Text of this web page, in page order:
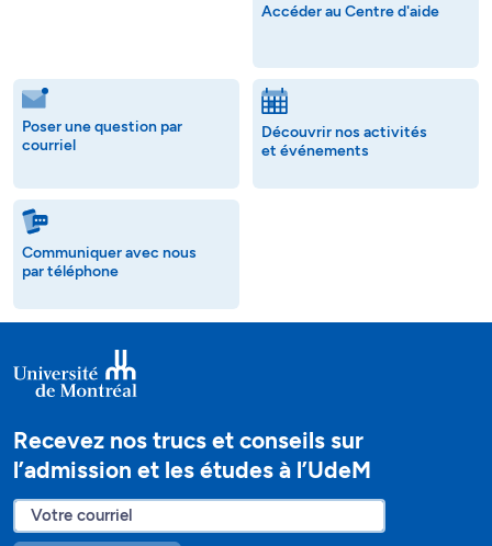
Accéder au Centre d'aide
Poser une question par
courriel
Découvrir nos activités
et événements
Communiquer avec nous
par téléphone
Recevez nos trucs et conseils sur
l’admission et les études à l’UdeM